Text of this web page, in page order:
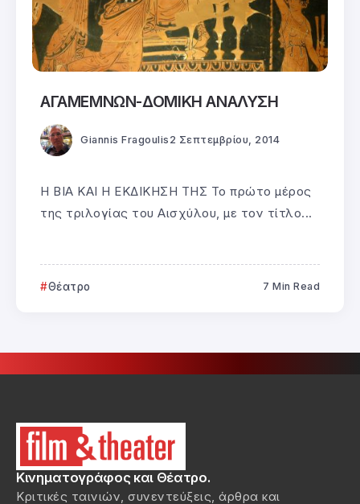
ΑΓΑΜΕΜΝΩΝ-ΔΟΜΙΚΗ ΑΝΑΛΥΣΗ
Giannis Fragoulis 2 Σεπτεμβρίου, 2014
Η ΒΙΑ ΚΑΙ Η ΕΚΔΙΚΗΣΗ ΤΗΣ Το πρώτο μέρος
της τριλογίας του Αισχύλου, με τον τίτλο...
Θέατρο 7 Min Read
Κινηματογράφος και Θέατρο.
Κριτικές ταινιών, συνεντεύξεις, άρθρα και